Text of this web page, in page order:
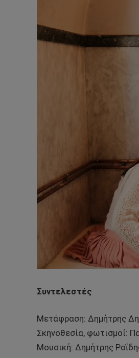
Συντελεστές
Μετάφραση: Δημήτρης
Σκηνοθεσία, φωτισμοί:
Μουσική: Δημήτρης